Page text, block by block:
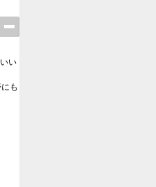
い
も